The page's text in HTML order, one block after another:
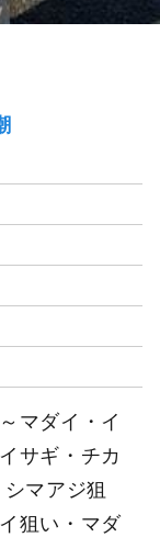
マダイ・イ
サギ・チカ
マアジ狙
狙い・マダ